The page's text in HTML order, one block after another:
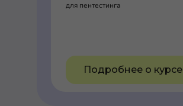
для пентестинга
Подробнее о курсе